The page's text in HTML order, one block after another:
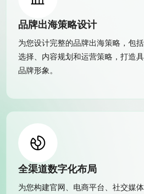
品牌出海策略设计
为您设计完整的品牌出海策略，包
选择、内容规划和运营策略，打造
品牌形象。
全渠道数字化布局
为您构建官网、电商平台、社交媒